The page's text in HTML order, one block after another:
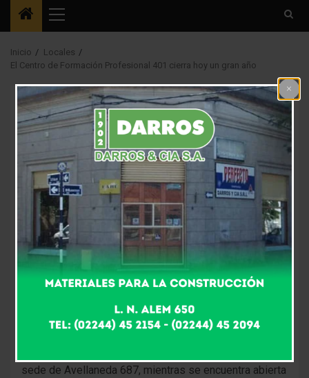
Menú
principal
Inicio
Locales
El Centro de Formación Profesional 401 cierra hoy un gran año
Locales
El Centro de
Formación
Profesional 401 cierra
hoy un gran año
7 años atrás Fm Alpha
El profesor Fabián Civale es el director del Centro de
sede de Avellaneda 687, mientras se encuentra abierta